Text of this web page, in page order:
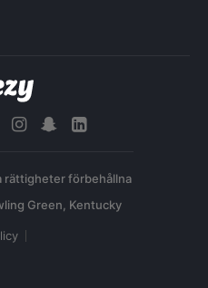
rättigheter förbehållna